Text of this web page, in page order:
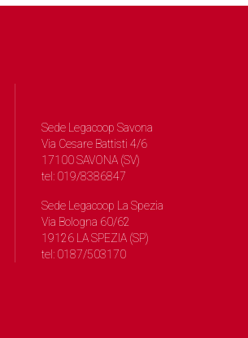
Sede Legacoop Savona
Via Cesare Battisti 4/6
17100 SAVONA (SV)
tel: 019/8386847
Sede Legacoop La Spezia
Via Bologna 60/62
19126 LA SPEZIA (SP)
tel: 0187/503170